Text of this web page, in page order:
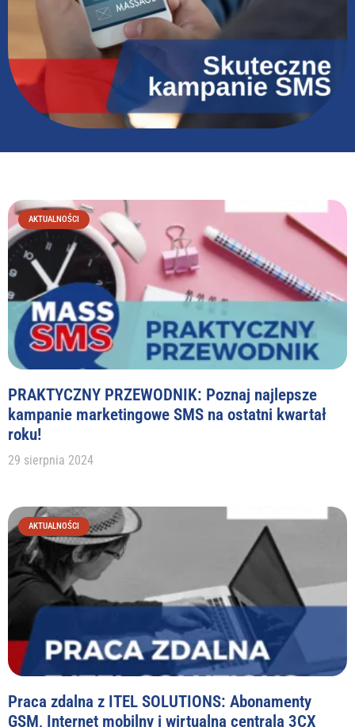
AKTUALNOŚCI
PRAKTYCZNY PRZEWODNIK: Poznaj najlepsze
kampanie marketingowe SMS na ostatni kwartał
roku!
29 sierpnia 2024
AKTUALNOŚCI
Praca zdalna z ITEL SOLUTIONS: Abonamenty
GSM, Internet mobilny i wirtualna centrala 3CX